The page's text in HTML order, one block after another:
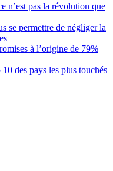
n’est pas la révolution que
se permettre de négliger la
à l’origine de 79%
des pays les plus touchés